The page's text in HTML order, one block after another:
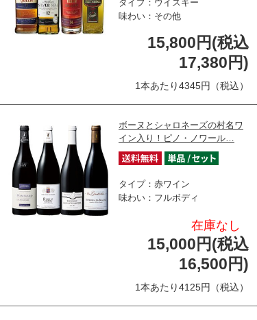
タイプ：ウイスキー
味わい：その他
15,800円(税込
17,380円)
1本あたり4345円（税込）
ボーヌとシャロネーズの村名ワ
イン入り！ピノ・ノワール…
タイプ：赤ワイン
味わい：フルボディ
在庫なし
15,000円(税込
16,500円)
1本あたり4125円（税込）